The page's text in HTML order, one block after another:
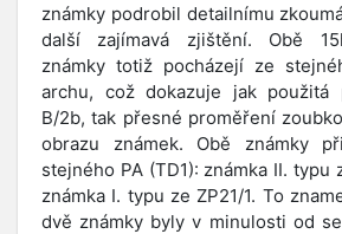
známky podrobil detailnímu
další zajímavá zjištění. Obě
známky totiž pocházejí ze
archu, což dokazuje jak použitá
B/2b, tak přesné proměření
obrazu známek. Obě známky
stejného PA (TD1): známka II. typu
známka I. typu ze ZP21/1. To
dvě známky byly v minulosti od